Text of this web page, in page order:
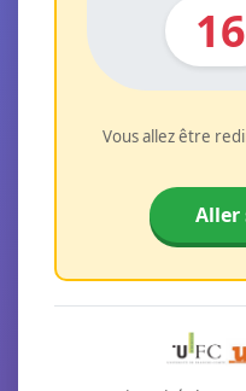
16
Vous allez être
Aller